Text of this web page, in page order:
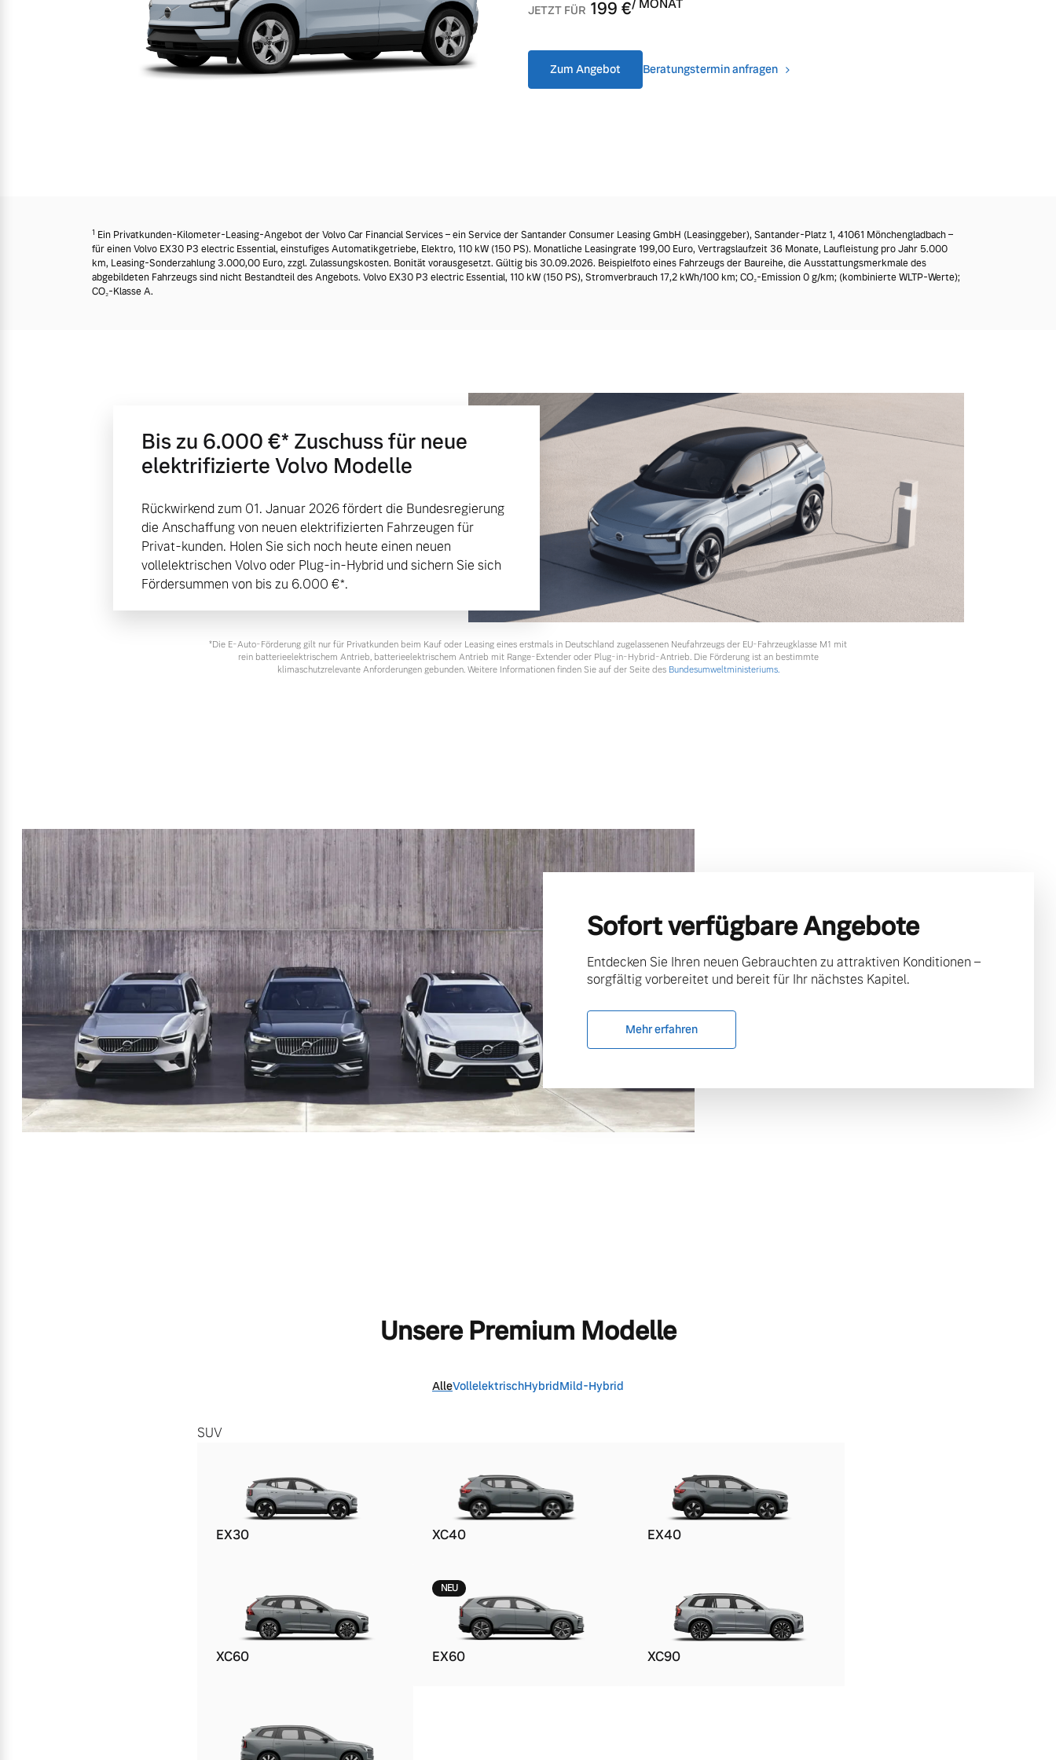
Mehr erfahren
Frühjahrscheck
Entdecken Sie unsere saisonalen Angebote.
JETZT FÜR 199 €/ MONAT
Zum Angebot Beratungstermin anfragen
1 Ein Privatkunden-Kilometer-Leasing-Angebot der Volvo Car Financial Services – ein Service der Santander Consumer Leasing GmbH (Leasinggeber), Santander-Platz 1, 41061 Mönchengladbach –
für einen Volvo EX30 P3 electric Essential, einstufiges Automatikgetriebe, Elektro, 110 kW (150 PS). Monatliche Leasingrate 199,00 Euro, Vertragslaufzeit 36 Monate, Laufleistung pro Jahr 5.000
km, Leasing-Sonderzahlung 3.000,00 Euro, zzgl. Zulassungskosten. Bonität vorausgesetzt. Gültig bis 30.09.2026. Beispielfoto eines Fahrzeugs der Baureihe, die Ausstattungsmerkmale des
abgebildeten Fahrzeugs sind nicht Bestandteil des Angebots. Volvo EX30 P3 electric Essential, 110 kW (150 PS), Stromverbrauch 17,2 kWh/100 km; CO₂-Emission 0 g/km; (kombinierte WLTP-Werte);
CO₂-Klasse A.
Bis zu 6.000 €⁠* Zuschuss für neue
elektrifizierte Volvo Modelle
Rückwirkend zum 01. Januar 2026 fördert die Bundesregierung
die Anschaffung von neuen elektrifizierten Fahrzeugen für
Privat-kunden. Holen Sie sich noch heute einen neuen
vollelektrischen Volvo oder Plug-in-Hybrid und sichern Sie sich
Fördersummen von bis zu 6.000 €⁠*.
*Die E‑Auto-Förderung gilt nur für Privatkunden beim Kauf oder Leasing eines erstmals in Deutschland zugelassenen Neufahrzeugs der EU-Fahrzeugklasse M1 mit
rein batterieelektrischem Antrieb, batterieelektrischem Antrieb mit Range-Extender oder Plug-in-Hybrid-Antrieb. Die Förderung ist an bestimmte
klimaschutzrelevante Anforderungen gebunden. Weitere Informationen finden Sie auf der Seite des Bundesumweltministeriums.
Sofort verfügbare Angebote
Entdecken Sie Ihren neuen Gebrauchten zu attraktiven Konditionen –
sorgfältig vorbereitet und bereit für Ihr nächstes Kapitel.
Mehr erfahren
Unsere Premium Modelle
AlleVollelektrischHybridMild-Hybrid
SUV
EX30 XC40 EX40
XC60
NEU
EX60 XC90